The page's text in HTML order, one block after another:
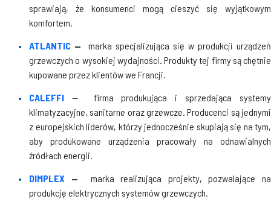
sprawiają, że konsumenci mogą cieszyć się wyjątkowym
komfortem.
ATLANTIC — marka specjalizująca się w produkcji urządzeń
grzewczych o wysokiej wydajności. Produkty tej firmy są chętnie
kupowane przez klientów we Francji.
CALEFFI
— firma produkująca i sprzedająca systemy
klimatyzacyjne, sanitarne oraz grzewcze. Producenci są jednymi
z europejskich liderów, którzy jednocześnie skupiają się na tym,
aby produkowane urządzenia pracowały na odnawialnych
źródłach energii.
DIMPLEX — marka realizująca projekty, pozwalające na
produkcję elektrycznych systemów grzewczych.